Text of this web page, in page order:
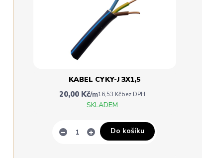
KABEL CYKY-J 3X1,5
20,00 Kč/m16,53 Kčbez DPH
SKLADEM
Do košíku